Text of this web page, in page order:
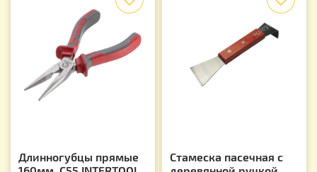
Длинногубцы прямые
Стамеска пасечная с